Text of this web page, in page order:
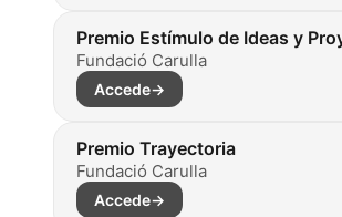
Premio Estímulo de Ideas y
Fundació Carulla
Accede→
Premio Trayectoria
Fundació Carulla
Accede→